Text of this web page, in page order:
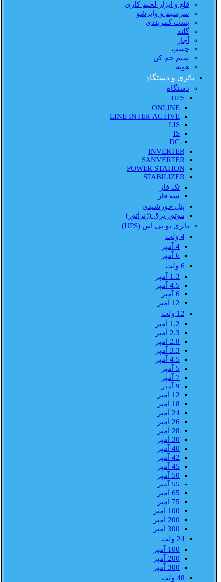
قلع و ابزار لحیم کاری
سرسیم و وایرشو
بست کمربندی
گلند
آچار
چسب
سیم جم کن
هویه
باتری و دستگاه
دستگاه
UPS
ONLINE
LINE INTER ACTIVE
LIS
IS
DC
INVERTER
SANVERTER
POWER STATION
STABILIZER
تک فاز
سه فاز
پنل خورشیدی
موتور برق (ژنراتور)
باتری یو پی اس (UPS)
4 ولت
4 آمپر
6 آمپر
6 ولت
1.3 آمپر
4.5 آمپر
6 آمپر
12 آمپر
12 ولت
1.2 آمپر
2.3 آمپر
2.8 آمپر
3.3 آمپر
4.5 آمپر
5 آمپر
7 آمپر
9 آمپر
12 آمپر
18 آمپر
24 آمپر
26 آمپر
28 آمپر
30 آمپر
40 آمپر
42 آمپر
45 آمپر
50 آمپر
55 آمپر
65 آمپر
75 آمپر
100 آمپر
200 آمپر
300 آمپر
24 ولت
100 آمپر
200 آمپر
300 آمپر
48 ولت